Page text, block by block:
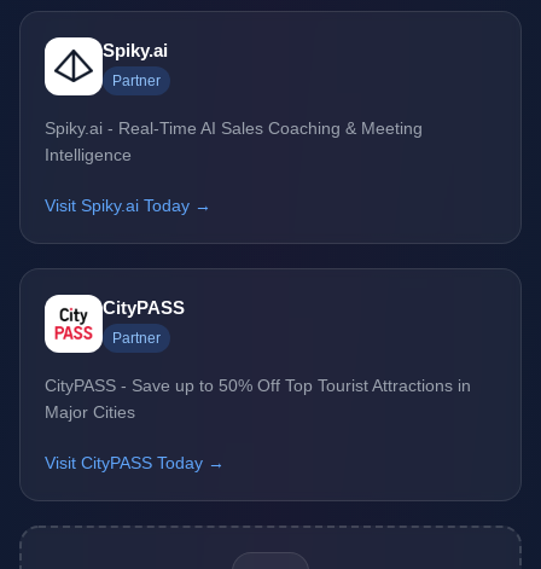
Spiky.ai
Partner
Spiky.ai - Real-Time AI Sales Coaching & Meeting
Intelligence
Visit Spiky.ai Today →
CityPASS
Partner
CityPASS - Save up to 50% Off Top Tourist Attractions in
Major Cities
Visit CityPASS Today →